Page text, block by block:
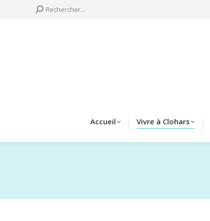
Search:
Rechercher...
Accueil Vivre à Clohars